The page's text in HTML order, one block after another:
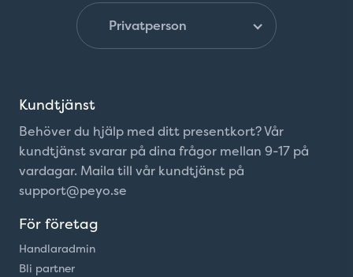
Kundtjänst
Behöver du hjälp med ditt presentkort? Vår
kundtjänst svarar på dina frågor mellan 9-17 på
vardagar. Maila till vår kundtjänst på
support@peyo.se
För företag
Handlaradmin
Bli partner